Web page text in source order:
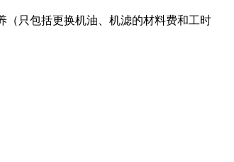
（只包括更换机油、机滤的材料费和工时